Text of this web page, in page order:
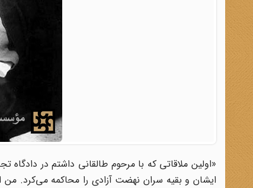
«اولین ملاقاتی که با مرحوم طالقانی داشتم در
ایشان و بقیه سران نهضت آزادی را محاکمه می‌کرد. من